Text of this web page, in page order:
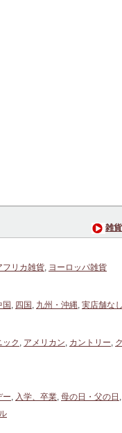
雑
フリカ雑貨, ヨーロッパ雑貨
国 , 四国 , 九州・沖縄, 実店舗なし
ック , アメリカン, カントリー,
ー, 入学、卒業, 母の日・父の日 ,